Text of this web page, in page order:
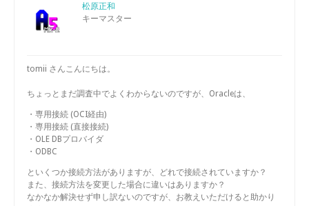
松原正和
キーマスター
tomii さんこんにちは。
ちょっとまだ調査中でよくわからないのですが、Oracleは、
・専用接続 (OCI経由)
・専用接続 (直接接続)
・OLE DBプロバイダ
・ODBC
といくつか接続方法がありますが、どれで接続されていますか？
また、接続方法を変更した場合に違いはありますか？
なかなか解決せず申し訳ないのですが、お教えいただけると助かり